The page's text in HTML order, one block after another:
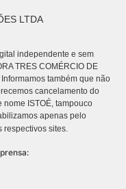
LTDA
independente e sem
TRES COMÉRCIO DE
também que não
cancelamento do
ISTOÉ, tampouco
apenas pelo
respectivos sites.